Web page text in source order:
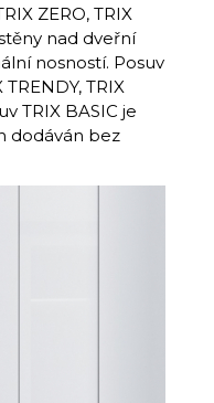
ZERO, TRIX
nad dveřní
nosností. Posuv
TRIX
TRIX BASIC je
dodáván bez